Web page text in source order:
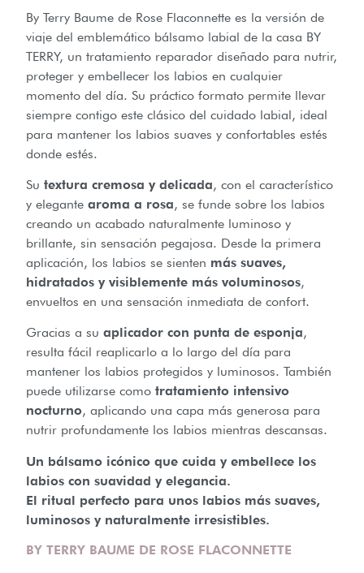
By Terry Baume de Rose Flaconnette es la versión de
viaje del emblemático bálsamo labial de la casa BY
TERRY, un tratamiento reparador diseñado para nutrir,
proteger y embellecer los labios en cualquier
momento del día. Su práctico formato permite llevar
siempre contigo este clásico del cuidado labial, ideal
para mantener los labios suaves y confortables estés
donde estés.
Su textura cremosa y delicada, con el característico
y elegante aroma a rosa, se funde sobre los labios
creando un acabado naturalmente luminoso y
brillante, sin sensación pegajosa. Desde la primera
aplicación, los labios se sienten más suaves,
hidratados y visiblemente más voluminosos,
envueltos en una sensación inmediata de confort.
Gracias a su aplicador con punta de esponja,
resulta fácil reaplicarlo a lo largo del día para
mantener los labios protegidos y luminosos. También
puede utilizarse como tratamiento intensivo
nocturno, aplicando una capa más generosa para
nutrir profundamente los labios mientras descansas.
Un bálsamo icónico que cuida y embellece los
labios con suavidad y elegancia.
El ritual perfecto para unos labios más suaves,
luminosos y naturalmente irresistibles.
BY TERRY BAUME DE ROSE FLACONNETTE